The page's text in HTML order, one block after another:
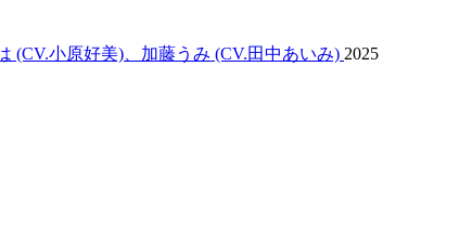
(CV.小原好美) 、加藤うみ (CV.田中あいみ) 2025